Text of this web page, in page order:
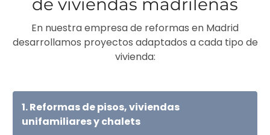
de viviendas madrileñas
En nuestra empresa de reformas en Madrid
desarrollamos proyectos adaptados a cada tipo de
vivienda:
1. Reformas de pisos, viviendas
unifamiliares y chalets